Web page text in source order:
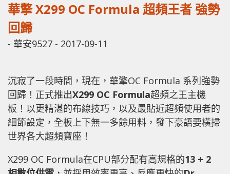
華擎 X299 OC Formula 超頻王者 強勢
回歸
- 華安9527 - 2017-09-11
沉寂了一段時間，現在，華擎OC Formula 系列強勢
回歸！正式推出X299 OC Formula超頻之王主機
板！以更精湛的布線技巧，以及最貼近超頻使用者的
細節設定，全板上下無一多餘用料，發下豪語要橫掃
世界各大超頻寶座！
X299 OC Formula在CPU部分配有高規格的13 + 2